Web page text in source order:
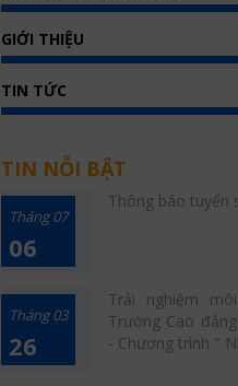
GIỚI THIỆU
TIN TỨC
TIN NỖI BẬT
Tháng 07
06
Thông báo tuyển
Tháng 03
26
Trải nghiệm
Trường Cao
- Chương trình "